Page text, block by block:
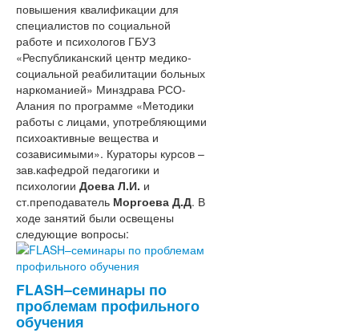
Методическая деятельность
Программа поддержки РМО и ШМО
Сопровождение и поддержка качества
образования
Сопровождение программы
"Семьеведение"
Концепция
Предметные
концепции
Концецепция
развития
математического
образования
в
РФ
Концепция
русского
языка
Конкурсы
Проекты
Региональные механизмы
управления качеством
образования
Аттестация
Фотоальбом
повышения квалификации для
специалистов по социальной
работе и психологов ГБУЗ
«Республиканский центр медико-
социальной реабилитации больных
наркоманией» Минздрава РСО-
Алания по программе «Методики
работы с лицами, употребляющими
психоактивные вещества и
созависимыми». Кураторы курсов –
зав.кафедрой педагогики и
психологии Доева Л.И. и
ст.преподаватель Моргоева Д.Д. В
ходе занятий были освещены
следующие вопросы:
FLASH–семинары по
проблемам профильного
обучения